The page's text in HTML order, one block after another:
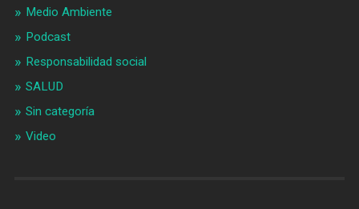
Medio Ambiente
Podcast
Responsabilidad social
SALUD
Sin categoría
Video